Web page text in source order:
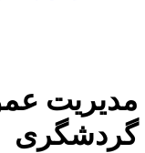
مدیریت
گردشگری